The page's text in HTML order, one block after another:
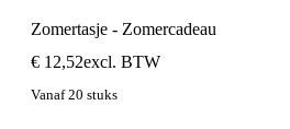
Zomertasje - Zomercadeau
€ 12,52excl. BTW
Vanaf 20 stuks